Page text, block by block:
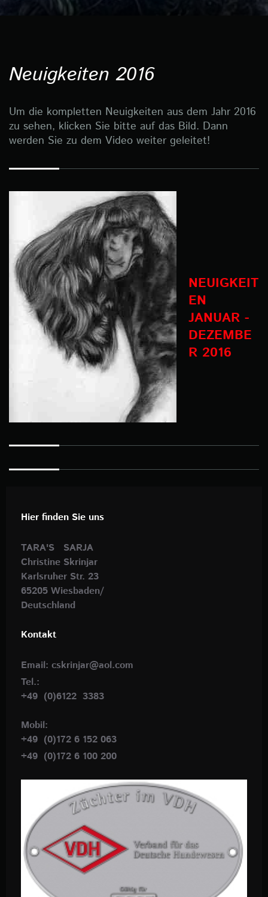
Neuigkeiten 2016
Um die kompletten Neuigkeiten aus dem Jahr 2016
zu sehen, klicken Sie bitte auf das Bild. Dann
werden Sie zu dem Video weiter geleitet!
NEUIGKEIT
EN
JANUAR -
DEZEMBE
R 2016
Hier finden Sie uns
TARA'S SARJA
Christine Skrinjar
Karlsruher Str. 23
65205 Wiesbaden/
Deutschland
Kontakt
Email: cskrinjar@aol.com
Tel.:
+49 (0)6122 3383
Mobil:
+49 (0)172 6 152 063
+49 (0)172 6 100 200